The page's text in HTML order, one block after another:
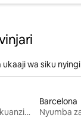
wa siku nyingi
Nyumba za kupanga kuanzia mwezi mmoja
Barcelona